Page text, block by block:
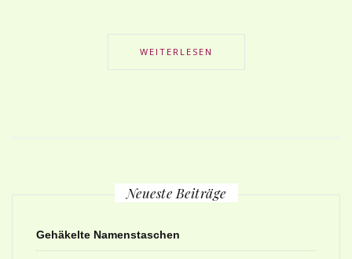
WEITERLESEN
Neueste Beiträge
Gehäkelte Namenstaschen